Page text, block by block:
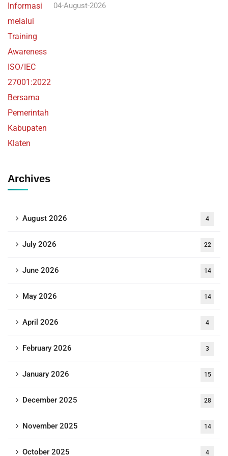
04-August-2026
Archives
August 2026 4
July 2026 22
June 2026 14
May 2026 14
April 2026 4
February 2026 3
January 2026 15
December 2025 28
November 2025 14
October 2025 4